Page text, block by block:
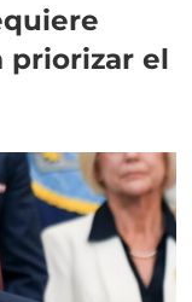
priorizar el